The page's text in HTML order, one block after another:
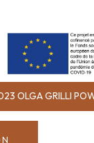
OLGA GRILLI